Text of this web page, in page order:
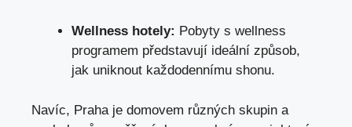
Wellness hotely: Pobyty s wellness
programem představují ideální způsob,
jak uniknout každodennímu shonu.
Navíc, Praha je domovem různých skupin a